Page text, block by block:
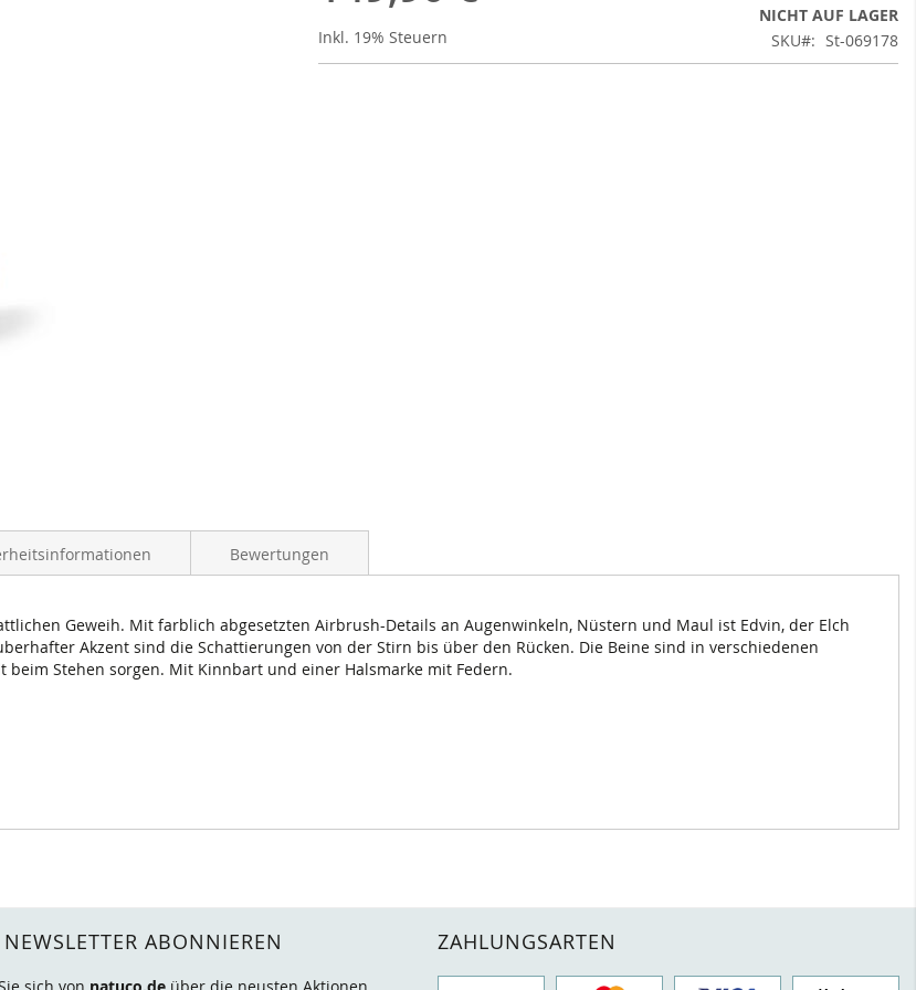
Inkl. 19% Steuern
NICHT AUF LAGER
SKU
St-069178
Geweih. Mit farblich abgesetzten Airbrush-Details an Augenwinkeln, Nüstern und Maul ist Edvin, der Elch
Akzent sind die Schattierungen von der Stirn bis über den Rücken. Die Beine sind in verschiedenen
Stehen sorgen. Mit Kinnbart und einer Halsmarke mit Federn.
Bewertungen
NEWSLETTER ABONNIEREN ZAHLUNGSARTEN